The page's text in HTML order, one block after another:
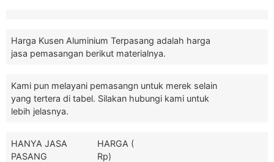
Harga Kusen Aluminium Terpasang adalah harga
jasa pemasangan berikut materialnya.
Kami pun melayani pemasangn untuk merek selain
yang tertera di tabel. Silakan hubungi kami untuk
lebih jelasnya.
HANYA JASA
PASANG
HARGA (
Rp)